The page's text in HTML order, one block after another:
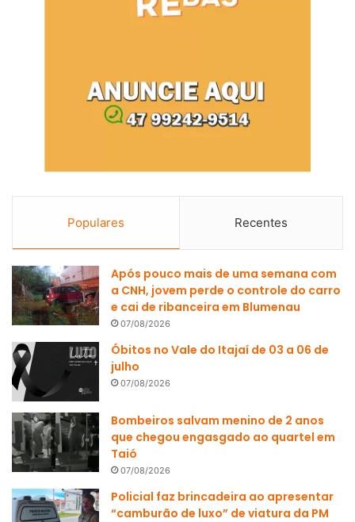
Populares Recentes
Após pouco mais de uma semana com
a CNH, jovem perde o controle do carro
e cai de ribanceira em Blumenau
07/08/2026
Óbitos no Vale do Itajaí de 03 a 06 de
julho
07/08/2026
Bombeiros salvam menino de 2 anos
que chegou engasgado ao quartel em
Taió
07/08/2026
Policial faz brincadeira ao apresentar
“camburão de luxo” de viatura da PM